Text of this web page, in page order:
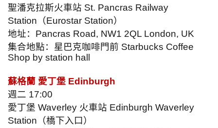
聖潘克拉斯火車站 St. Pancras Railway
Station （Eurostar Station）
地址： Pancras Road, NW1 2QL London, UK
集合地點：星巴克咖啡門前 Starbucks Coffee
Shop by station hall
蘇格蘭 愛丁堡 Edinburgh
週二 17:00
愛丁堡 Waverley 火車站 Edinburgh Waverley
Station （橋下入口）